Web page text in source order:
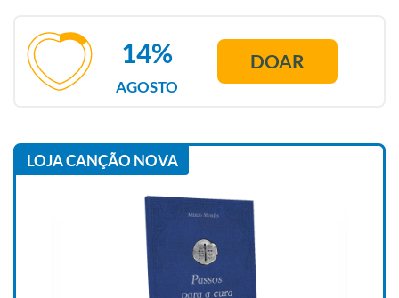
AGOSTO
14% DOAR
LOJA CANÇÃO NOVA